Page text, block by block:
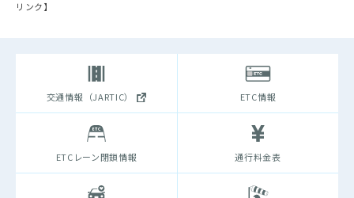
リンク】
交通情報（JARTIC） ETC情報
ETCレーン閉鎖情報 通行料金表